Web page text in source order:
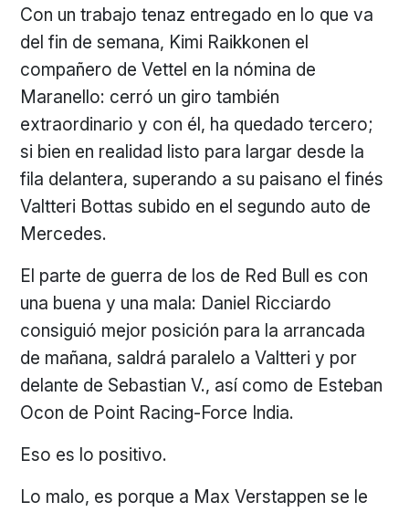
Con un trabajo tenaz entregado en lo que va
del fin de semana, Kimi Raikkonen el
compañero de Vettel en la nómina de
Maranello: cerró un giro también
extraordinario y con él, ha quedado tercero;
si bien en realidad listo para largar desde la
fila delantera, superando a su paisano el finés
Valtteri Bottas subido en el segundo auto de
Mercedes.
El parte de guerra de los de Red Bull es con
una buena y una mala: Daniel Ricciardo
consiguió mejor posición para la arrancada
de mañana, saldrá paralelo a Valtteri y por
delante de Sebastian V., así como de Esteban
Ocon de Point Racing-Force India.
Eso es lo positivo.
Lo malo, es porque a Max Verstappen se le